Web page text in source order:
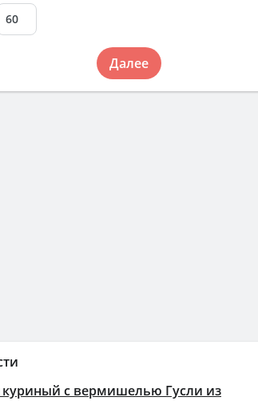
куриный с вермишелью Гусли из
Далее